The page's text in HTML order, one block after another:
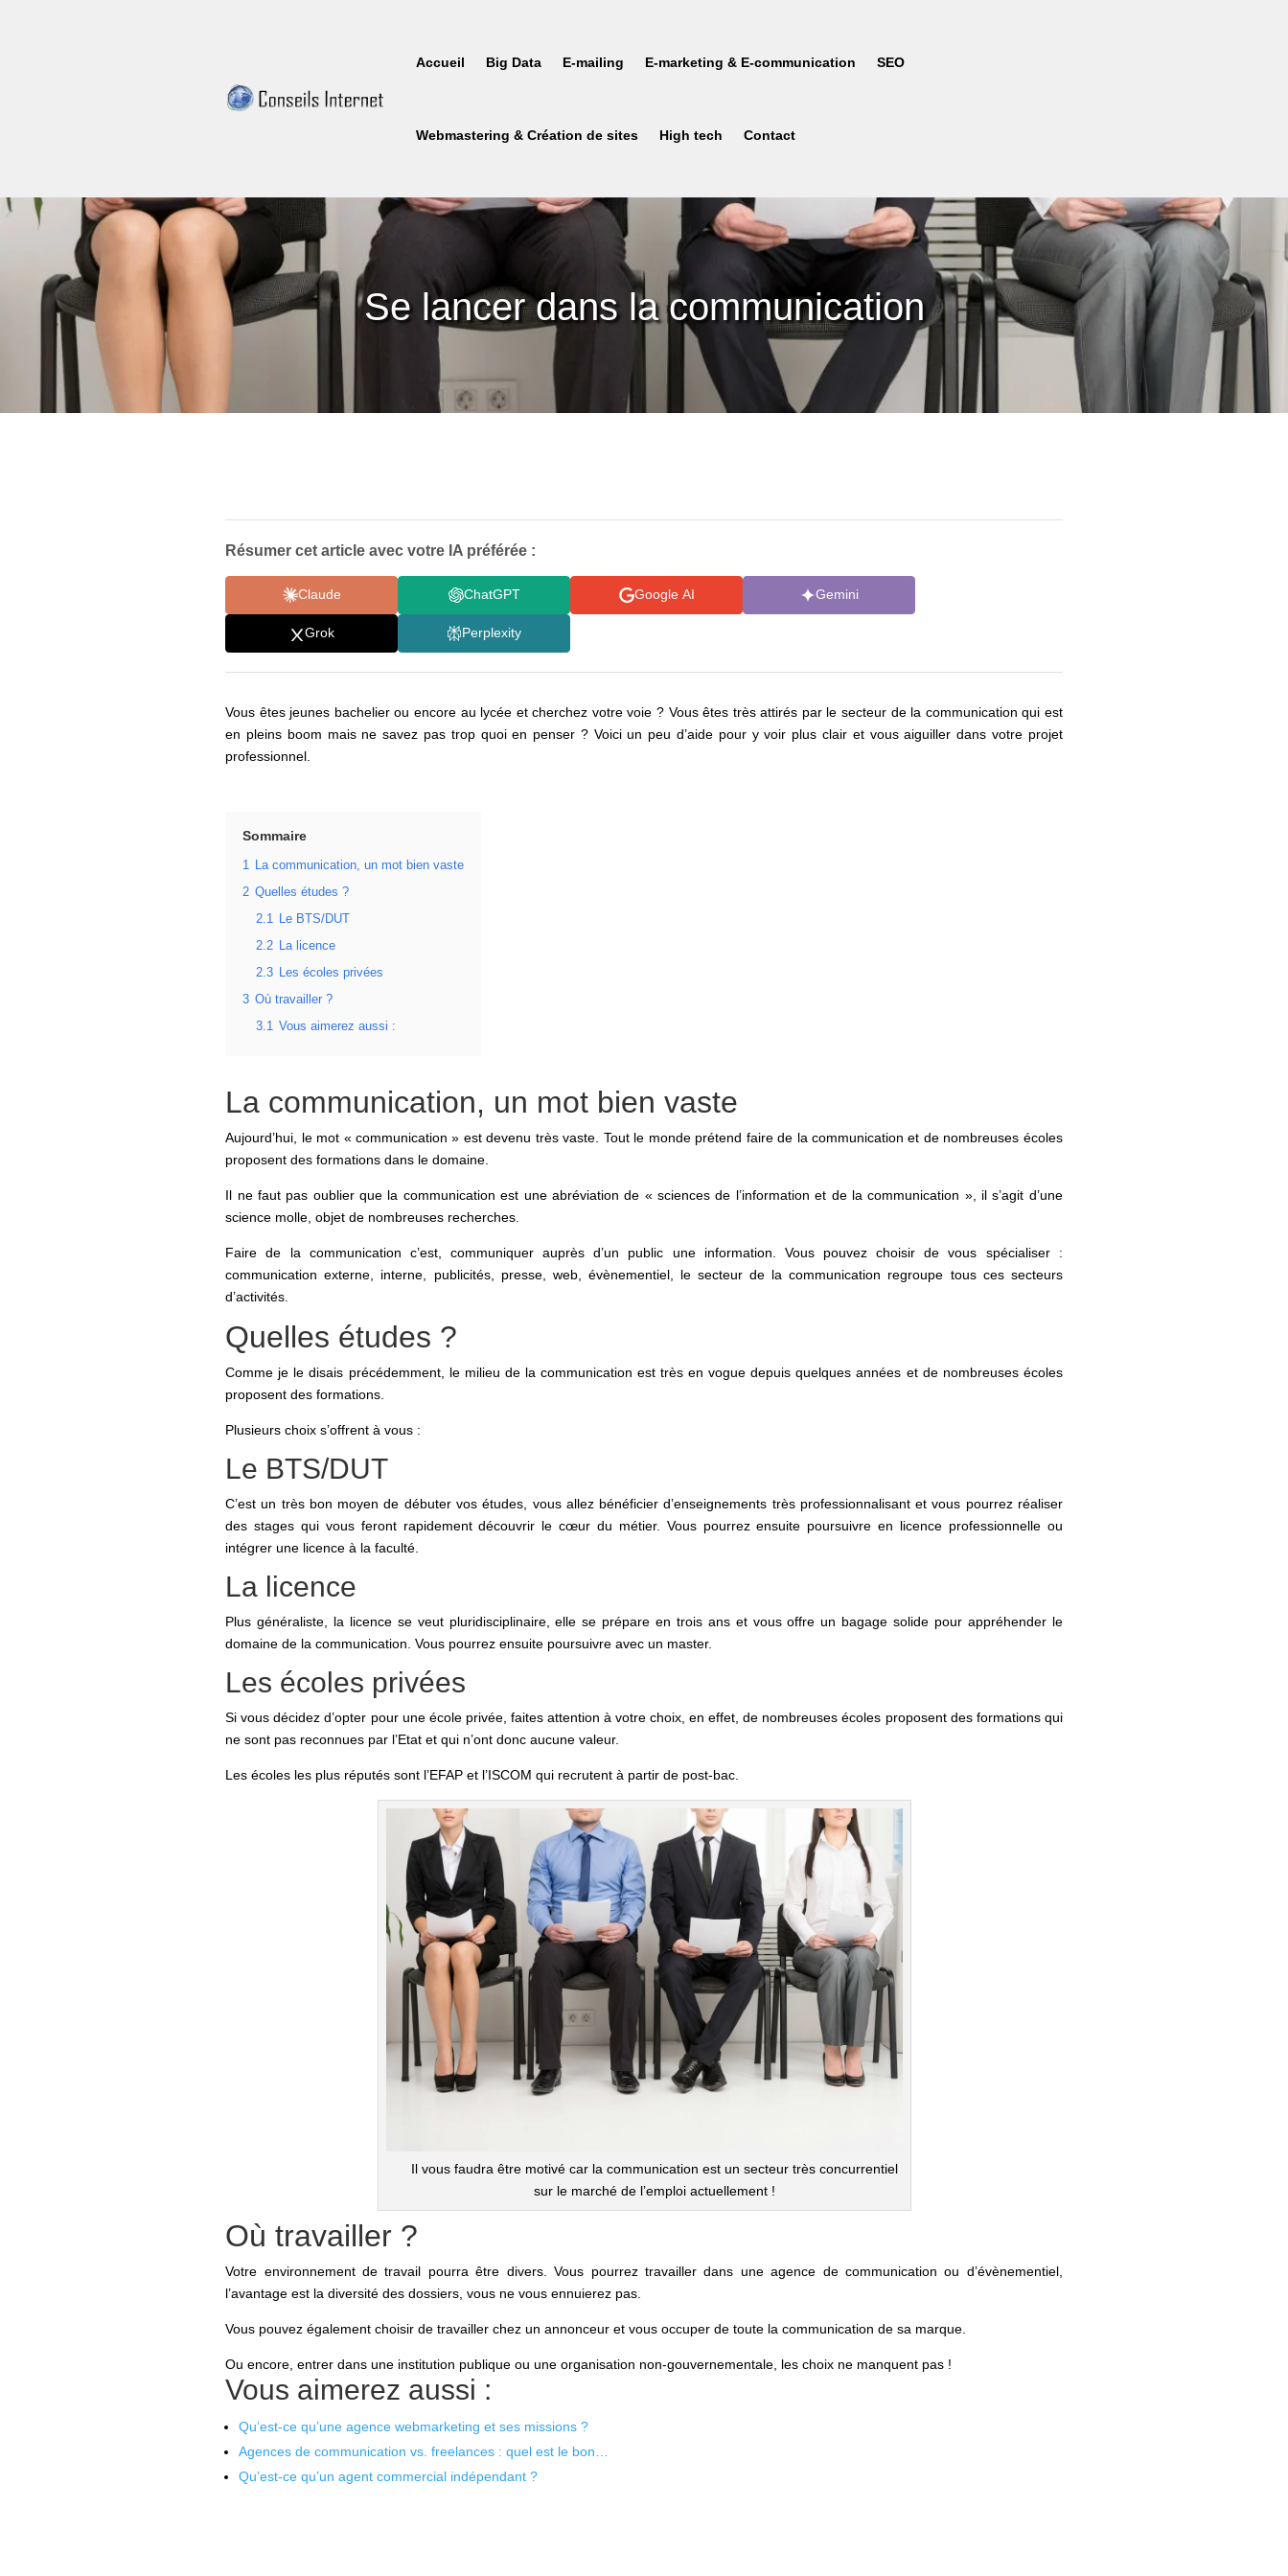
Accueil Big Data E-mailing E-marketing & E-communication SEO
Webmastering & Création de sites High tech Contact
Se lancer dans la communication
Résumer cet article avec votre IA préférée :
Claude ChatGPT Google AI Gemini
Grok Perplexity
Vous êtes jeunes bachelier ou encore au lycée et cherchez votre voie ? Vous êtes très attirés par le secteur de la communication qui est
en pleins boom mais ne savez pas trop quoi en penser ? Voici un peu d’aide pour y voir plus clair et vous aiguiller dans votre projet
professionnel.
Sommaire
1
La communication, un mot bien vaste
2 Quelles études ?
2.1
Le BTS/DUT
2.2
La licence
2.3
Les écoles privées
3 Où travailler ?
3.1
Vous aimerez aussi :
La communication, un mot bien vaste
Aujourd’hui, le mot « communication » est devenu très vaste. Tout le monde prétend faire de la communication et de nombreuses écoles
proposent des formations dans le domaine.
Il ne faut pas oublier que la communication est une abréviation de « sciences de l’information et de la communication », il s’agit d’une
science molle, objet de nombreuses recherches.
Faire de la communication c’est, communiquer auprès d’un public une information. Vous pouvez choisir de vous spécialiser :
communication externe, interne, publicités, presse, web, évènementiel, le secteur de la communication regroupe tous ces secteurs
d’activités.
Quelles études ?
Comme je le disais précédemment, le milieu de la communication est très en vogue depuis quelques années et de nombreuses écoles
proposent des formations.
Plusieurs choix s’offrent à vous :
Le BTS/DUT
C’est un très bon moyen de débuter vos études, vous allez bénéficier d’enseignements très professionnalisant et vous pourrez réaliser
des stages qui vous feront rapidement découvrir le cœur du métier. Vous pourrez ensuite poursuivre en licence professionnelle ou
intégrer une licence à la faculté.
La licence
Plus généraliste, la licence se veut pluridisciplinaire, elle se prépare en trois ans et vous offre un bagage solide pour appréhender le
domaine de la communication. Vous pourrez ensuite poursuivre avec un master.
Les écoles privées
Si vous décidez d’opter pour une école privée, faites attention à votre choix, en effet, de nombreuses écoles proposent des formations qui
ne sont pas reconnues par l’Etat et qui n’ont donc aucune valeur.
Les écoles les plus réputés sont l’EFAP et l’ISCOM qui recrutent à partir de post-bac.
Il vous faudra être motivé car la communication est un secteur très concurrentiel
sur le marché de l’emploi actuellement !
Où travailler ?
Votre environnement de travail pourra être divers. Vous pourrez travailler dans une agence de communication ou d’évènementiel,
l’avantage est la diversité des dossiers, vous ne vous ennuierez pas.
Vous pouvez également choisir de travailler chez un annonceur et vous occuper de toute la communication de sa marque.
Ou encore, entrer dans une institution publique ou une organisation non-gouvernementale, les choix ne manquent pas !
Vous aimerez aussi :
Qu’est-ce qu’une agence webmarketing et ses missions ?
Agences de communication vs. freelances : quel est le bon…
Qu’est-ce qu’un agent commercial indépendant ?